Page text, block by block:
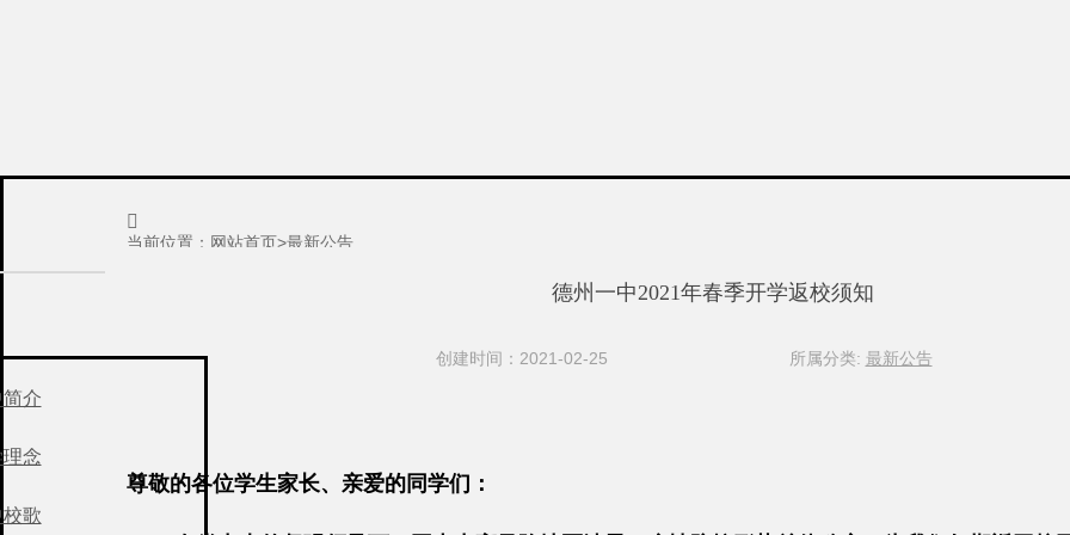
德州一中2021年春季开学返校须知
创建时间：2021-02-25 所属分类: 最新公告
尊敬的各位学生家长、亲爱的同学们：

当前位置： 网站首页>最新公告
介
念
歌